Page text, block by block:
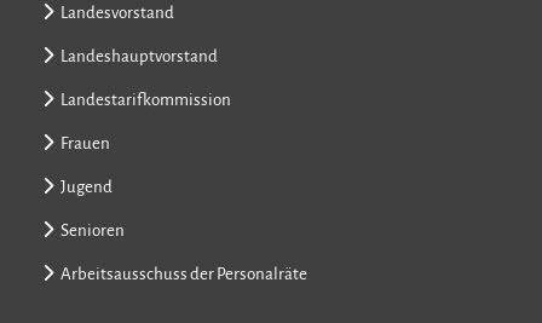
Landesvorstand
Landeshauptvorstand
Landestarifkommission
Frauen
Jugend
Senioren
Arbeitsausschuss der Personalräte